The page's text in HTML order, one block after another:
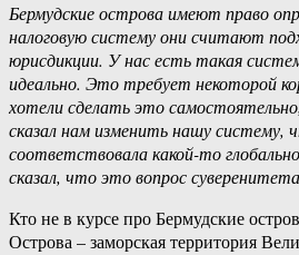
Бермудские острова имеют право
налоговую систему они считают
юрисдикции. У нас есть такая
идеально. Это требует некоторой
хотели сделать это
сказал нам изменить нашу систему,
соответствовала какой-​то
сказал, что это вопрос
Кто не в курсе про Бермудские
Острова – заморская территория